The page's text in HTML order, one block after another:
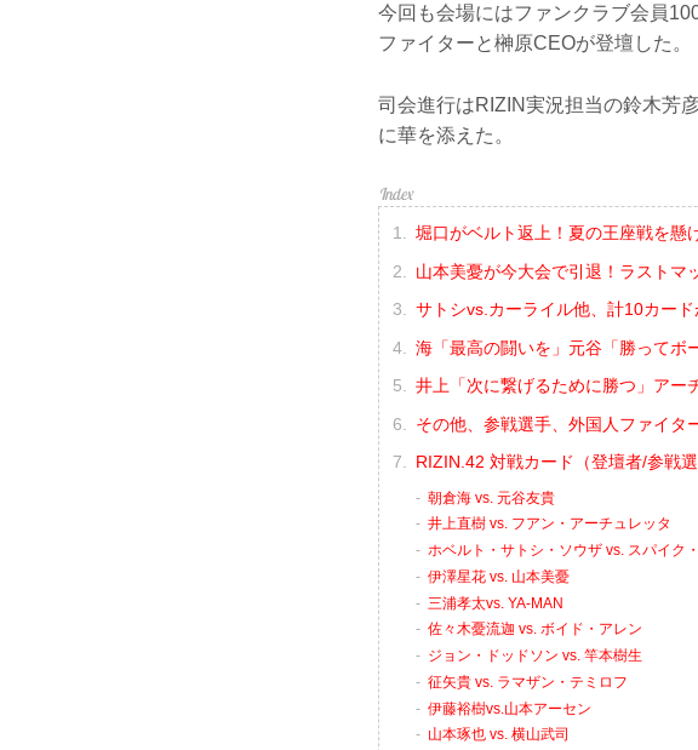
今回も会場にはファンクラブ会員
ファイターと榊原CEOが登壇した。
司会進行はRIZIN実況担当の鈴木芳
に華を添えた。
堀口がベルト返上！夏の王座戦を懸
山本美憂が今大会で引退！ラストマ
サトシvs.カーライル他、計10カード
海「最高の闘いを」元谷「勝ってボ
井上「次に繋げるために勝つ」アー
その他、参戦選手、外国人ファイタ
RIZIN.42 対戦カード（登壇者/参戦選
朝倉海 vs. 元谷友貴
井上直樹 vs. フアン・アーチュレッタ
ホベルト・サトシ・ソウザ vs. スパイク
伊澤星花 vs. 山本美憂
三浦孝太vs. YA-MAN
佐々木憂流迦 vs. ボイド・アレン
ジョン・ドッドソン vs. 竿本樹生
征矢貴 vs. ラマザン・テミロフ
伊藤裕樹vs.山本アーセン
山本琢也 vs. 横山武司